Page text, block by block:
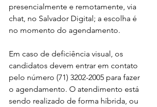
presencialmente e remotamente, via
chat, no Salvador Digital; a escolha é
no momento do agendamento.
Em caso de deficiência visual, os
candidatos devem entrar em contato
pelo número (71) 3202-2005 para fazer
o agendamento. O atendimento está
sendo realizado de forma híbrida, ou